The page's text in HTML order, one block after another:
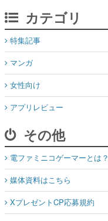
カテゴリ
特集記事
マンガ
女性向け
アプリレビュー
その他
電ファミニコゲーマーとは？
媒体資料はこちら
XプレゼントCP応募規約